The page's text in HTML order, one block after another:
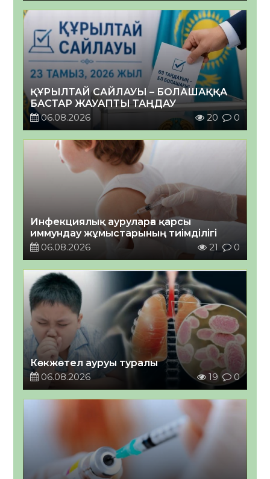
ҚҰРЫЛТАЙ САЙЛАУЫ – БОЛАШАҚҚА
БАСТАР ЖАУАПТЫ ТАҢДАУ
06.08.2026
20 0
Инфекциялық ауруларға қарсы
иммундау жұмыстарының тиімділігі
06.08.2026
21 0
Көкжөтел ауруы туралы
06.08.2026
19 0